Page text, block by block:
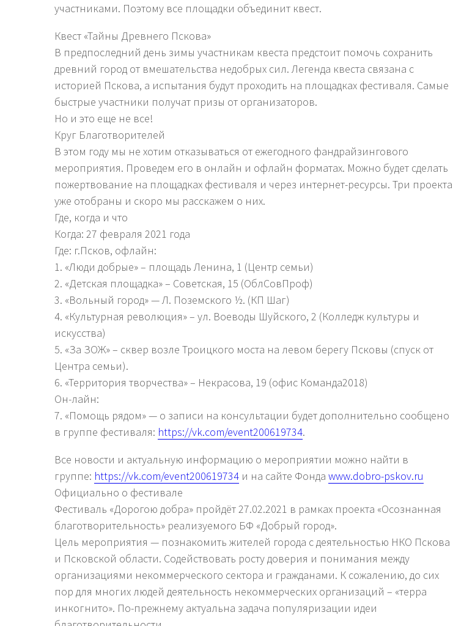
участниками. Поэтому все площадки объединит квест.
Квест «Тайны Древнего Пскова»
В предпоследний день зимы участникам квеста предстоит помочь сохранить
древний город от вмешательства недобрых сил. Легенда квеста связана с
историей Пскова, а испытания будут проходить на площадках фестиваля. Самые
быстрые участники получат призы от организаторов.
Но и это еще не все!
Круг Благотворителей
В этом году мы не хотим отказываться от ежегодного фандрайзингового
мероприятия. Проведем его в онлайн и офлайн форматах. Можно будет сделать
пожертвование на площадках фестиваля и через интернет-ресурсы. Три проекта
уже отобраны и скоро мы расскажем о них.
Где, когда и что
Когда: 27 февраля 2021 года
Где: г.Псков, офлайн:
1. «Люди добрые» – площадь Ленина, 1 (Центр семьи)
2. «Детская площадка» – Советская, 15 (ОблСовПроф)
3. «Вольный город» — Л. Поземского ½. (КП Шаг)
4. «Культурная революция» – ул. Воеводы Шуйского, 2 (Колледж культуры и
искусства)
5. «За ЗОЖ» – сквер возле Троицкого моста на левом берегу Псковы (спуск от
Центра семьи).
6. «Территория творчества» – Некрасова, 19 (офис Команда2018)
Он-лайн:
7. «Помощь рядом» — о записи на консультации будет дополнительно сообщено
в группе фестиваля: https://vk.com/event200619734.
Все новости и актуальную информацию о мероприятии можно найти в
группе: https://vk.com/event200619734 и на сайте Фонда www.dobro-pskov.ru
Официально о фестивале
Фестиваль «Дорогою добра» пройдёт 27.02.2021 в рамках проекта «Осознанная
благотворительность» реализуемого БФ «Добрый город».
Цель мероприятия — познакомить жителей города с деятельностью НКО Пскова
и Псковской области. Содействовать росту доверия и понимания между
организациями некоммерческого сектора и гражданами. К сожалению, до сих
пор для многих людей деятельность некоммерческих организаций – «терра
инкогнито». По-прежнему актуальна задача популяризации идеи